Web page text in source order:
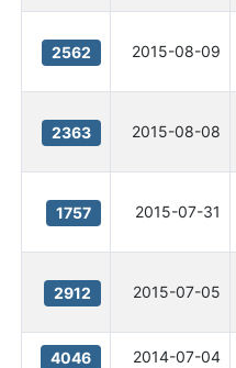
2015-08-09
2562
2015-08-08
2363
2015-07-31
1757
2015-07-05
2912
2014-07-04
4046